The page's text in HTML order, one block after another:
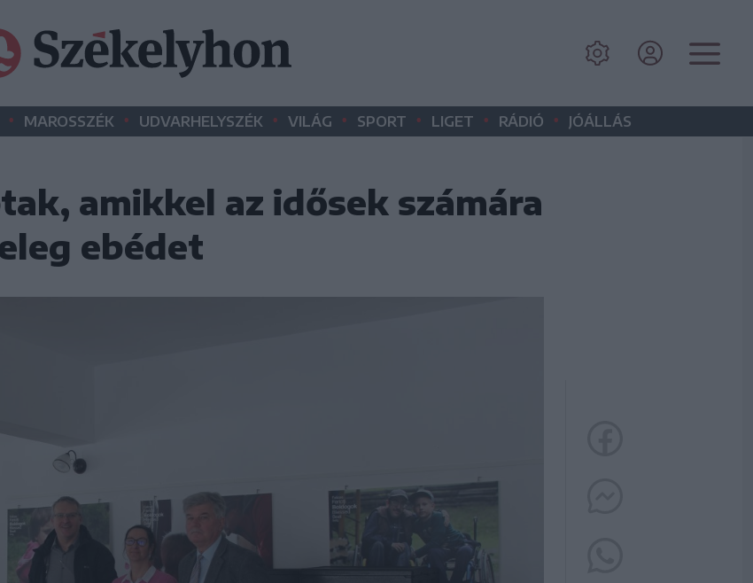
• MAROSSZÉK • UDVARHELYSZÉK • VILÁG • SPORT • LIGET • RÁDIÓ • JÓÁLLÁS
amikkel az idősek számára
ebédet